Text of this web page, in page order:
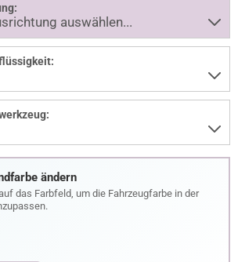
ändern
das Farbfeld, um die Fahrzeugfarbe in der